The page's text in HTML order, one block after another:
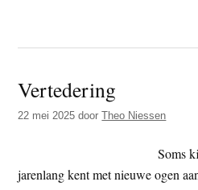
Vertedering
22 mei 2025 doorTheo Niessen
Soms
jarenlang kent met nieuwe ogen